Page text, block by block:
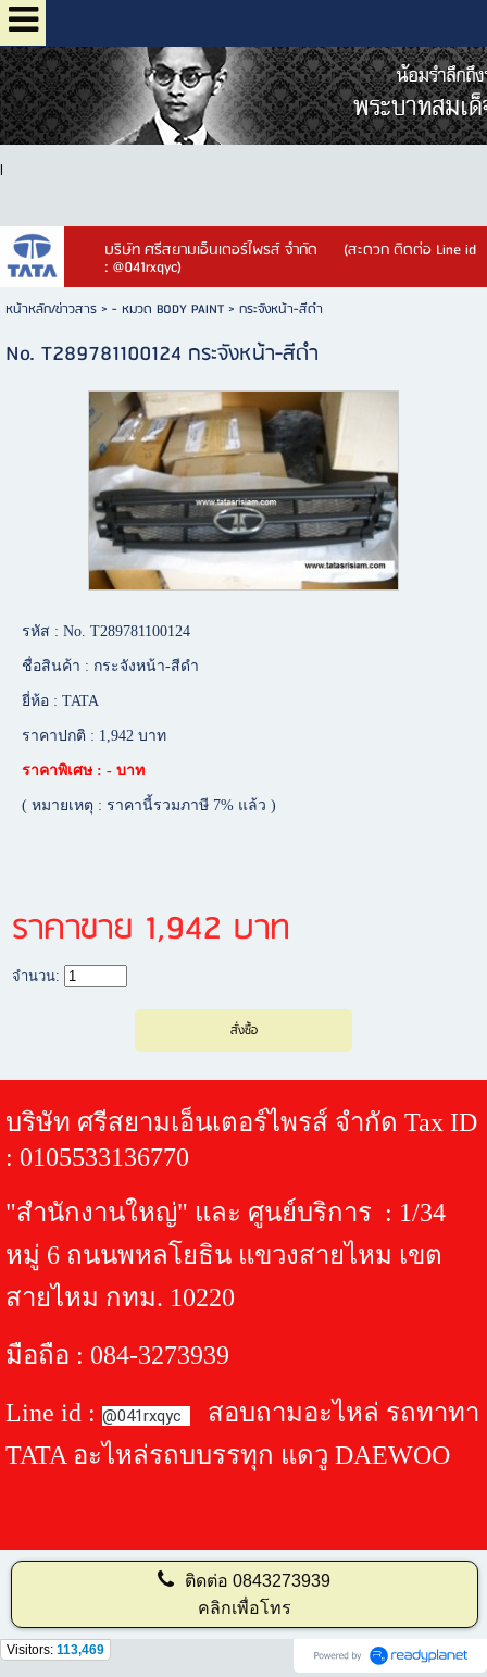
บริษัท ศรีสยามเอ็นเตอร์ไพรส์ จำกัด (สะดวก ติดต่อ Line id
: @041rxqyc)
หน้าหลัก/ข่าวสาร> - หมวด BODY PAINT> กระจังหน้า-สีดำ
No. T289781100124 กระจังหน้า-สีดำ
รหัส : No. T289781100124
ชื่อสินค้า : กระจังหน้า-สีดำ
ยี่ห้อ : TATA
ราคาปกติ : 1,942 บาท
ราคาพิเศษ : - บาท
( หมายเหตุ : ราคานี้รวมภาษี 7% แล้ว )
ราคาขาย 1,942 บาท
จำนวน:
บริษัท ศรีสยามเอ็นเตอร์ไพรส์ จำกัด Tax ID
: 0105533136770
"สำนักงานใหญ่" และ ศูนย์บริการ : 1/34
หมู่ 6 ถนนพหลโยธิน แขวงสายไหม เขต
สายไหม กทม. 10220
มือถือ : 084-3273939
Line id : @041rxqyc
สอบถามอะไหล่ รถทาทา
TATA อะไหล่รถบบรรทุก แดวู DAEWOO
ติดต่อ0843273939
คลิกเพื่อโทร
Visitors: 113,469